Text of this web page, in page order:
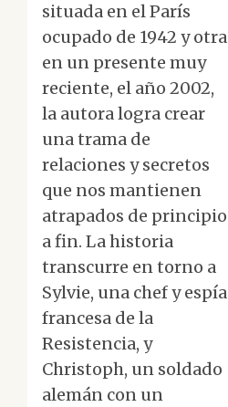
situada en el París
ocupado de 1942 y otra
en un presente muy
reciente, el año 2002,
la autora logra crear
una trama de
relaciones y secretos
que nos mantienen
atrapados de principio
a fin. La historia
transcurre en torno a
Sylvie, una chef y espía
francesa de la
Resistencia, y
Christoph, un soldado
alemán con un